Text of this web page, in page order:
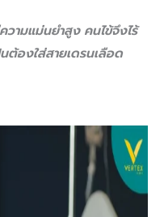
ามแม่นยำสูง คนไข้จึงไร้
ต้องใส่สายเดรนเลือด